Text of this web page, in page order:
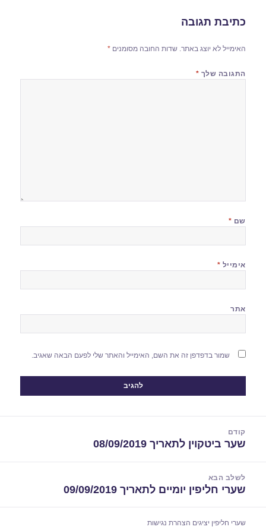
כתיבת תגובה
האימייל לא יוצג באתר. שדות החובה מסומנים*
התגובה שלך *
שם *
אימייל *
אתר
שמור בדפדפן זה את השם, האימייל והאתר שלי לפעם הבאה שאגיב.
קודם
הפוסט
שער ביטקוין לתאריך 08/09/2019
לשלב הבא
הפוסט
שערי חליפין יומיים לתאריך 09/09/2019
שערי חליפין יציגים הצהרת נגישות